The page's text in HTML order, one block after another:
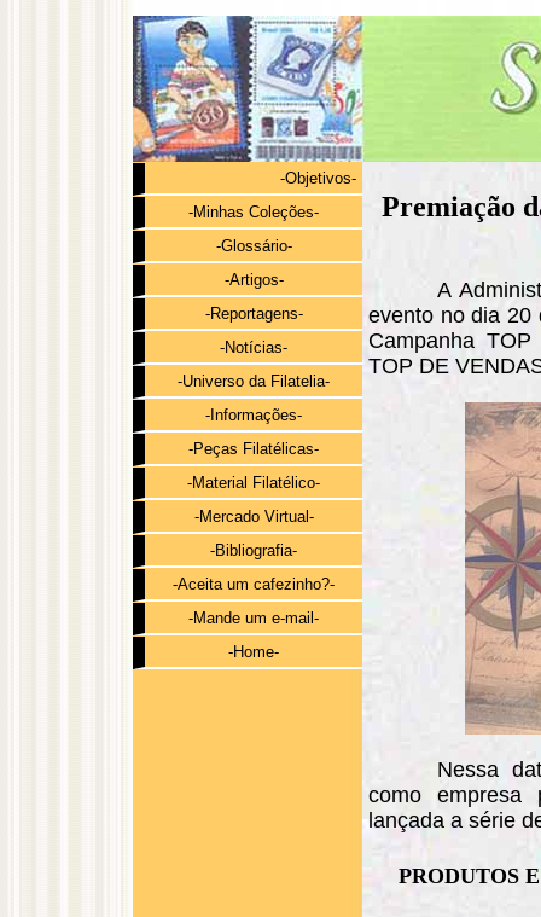
-Objetivos-
-Minhas Coleções-
-Glossário-
-Artigos-
-Reportagens-
-Notícias-
-Universo da Filatelia-
-Informações-
-Peças Filatélicas-
-Material Filatélico-
-Mercado Virtual-
-Bibliografia-
-Aceita um cafezinho?-
-Mande um e-mail-
-Home-
Premiação
A
evento no dia 20
Campanha
TOP DE
Nessa
como empresa
lançada a série
PRODUTOS